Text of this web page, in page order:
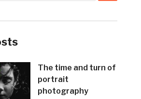
The time and turn of
portrait
photography